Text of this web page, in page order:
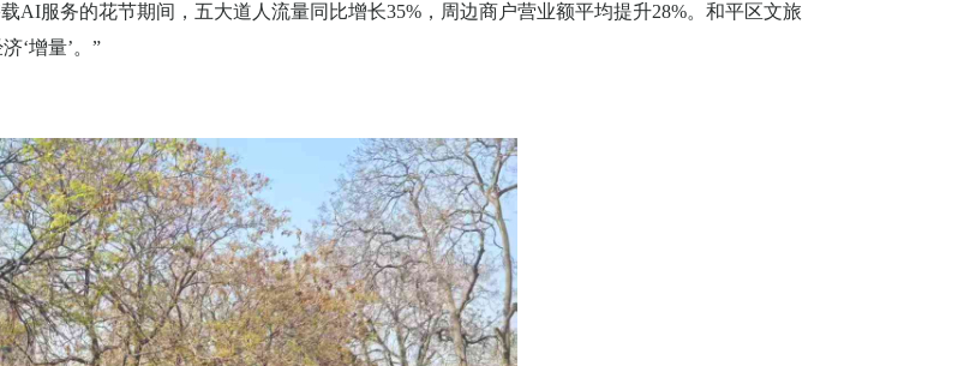
AI服务的花节期间，五大道人流量同比增长35% ，周边商户营业额平均提升28%。和平区文旅
‘增量’。”